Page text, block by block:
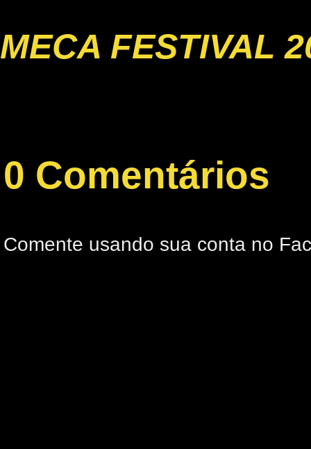
MECA FESTIVAL
0 Comentários
Comente usando sua conta no